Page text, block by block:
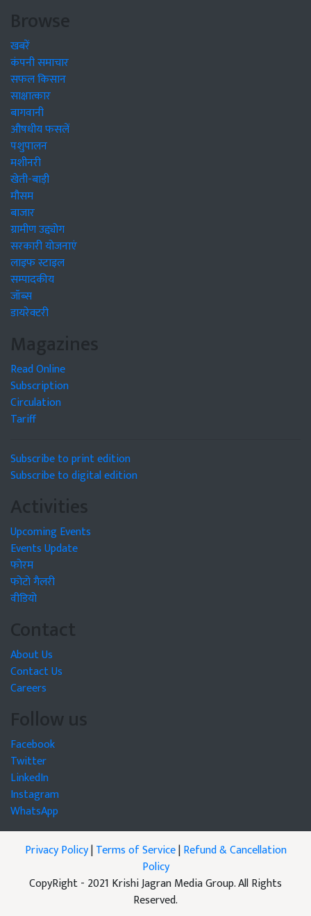
Browse
खबरें
कंपनी समाचार
सफल किसान
साक्षात्कार
बागवानी
औषधीय फसलें
पशुपालन
मशीनरी
खेती-बाड़ी
मौसम
बाजार
ग्रामीण उद्द्योग
सरकारी योजनाएं
लाइफ स्टाइल
सम्पादकीय
जॉब्स
डायरेक्टरी
Magazines
Read Online
Subscription
Circulation
Tariff
Subscribe to print edition
Subscribe to digital edition
Activities
Upcoming Events
Events Update
फोरम
फोटो गैलरी
वीडियो
Contact
About Us
Contact Us
Careers
Follow us
Facebook
Twitter
LinkedIn
Instagram
WhatsApp
Privacy Policy|Terms of Service|Refund & Cancellation
Policy
CopyRight - 2021 Krishi Jagran Media Group. All Rights
Reserved.